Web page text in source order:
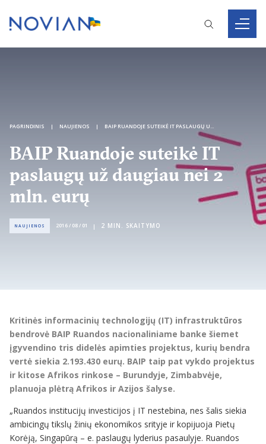
PAGRINDINIS NAUJIENOS BAIP RUANDOJE SUTEIKĖ IT PASLAUGŲ UŽ DAUGIAU NEI 2 MLN. EURŲ
BAIP Ruandoje suteikė IT
paslaugų už daugiau nei 2
mln. eurų
NAUJIENOS 2016 / 08 / 01 2 MIN. SKAITYMO
Kritinės informacinių technologijų (IT) infrastruktūros
bendrovė BAIP Ruandos nacionaliniame banke šiemet
įgyvendino tris didelės apimties projektus, kurių bendra
vertė siekia 2.193.430 eurų. BAIP taip pat vykdo projektus
ir kitose Afrikos rinkose – Burundyje, Zimbabvėje,
planuoja plėtrą Afrikos ir Azijos šalyse.
„Ruandos institucijų investicijos į IT nestebina, nes šalis siekia
ambicingų tikslų žinių ekonomikos srityje ir kopijuoja Pietų
Korėją, Singapūrą – e. paslaugų lyderius pasaulyje. Ruandos